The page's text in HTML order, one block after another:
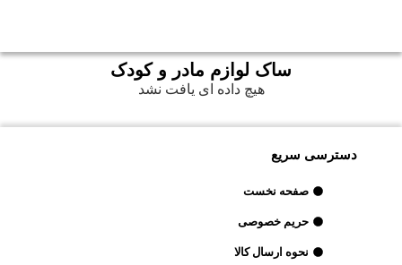
ساک لوازم مادر و کودک
هیچ داده ای یافت نشد
دسترسی سریع
صفحه نخست
حریم خصوصی
نحوه ارسال کالا